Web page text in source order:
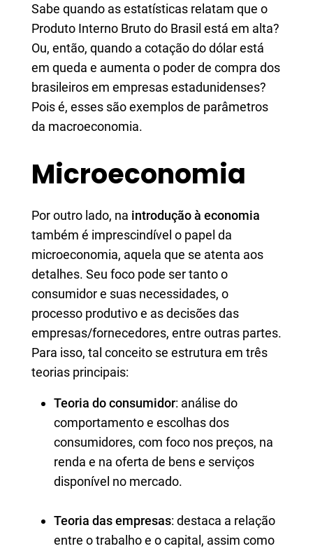
Sabe quando as estatísticas relatam que o
Produto Interno Bruto do Brasil está em alta?
Ou, então, quando a cotação do dólar está
em queda e aumenta o poder de compra dos
brasileiros em empresas estadunidenses?
Pois é, esses são exemplos de parâmetros
da macroeconomia.
Microeconomia
Por outro lado, na introdução à economia
também é imprescindível o papel da
microeconomia, aquela que se atenta aos
detalhes. Seu foco pode ser tanto o
consumidor e suas necessidades, o
processo produtivo e as decisões das
empresas/fornecedores, entre outras partes.
Para isso, tal conceito se estrutura em três
teorias principais:
Teoria do consumidor: análise do
comportamento e escolhas dos
consumidores, com foco nos preços, na
renda e na oferta de bens e serviços
disponível no mercado.
Teoria das empresas: destaca a relação
entre o trabalho e o capital, assim como